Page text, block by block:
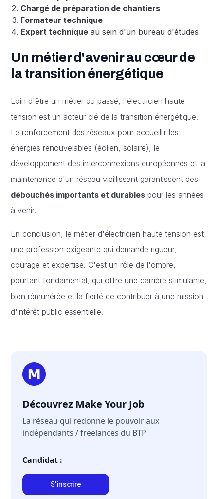
Chargé de préparation de chantiers
Formateur technique
Expert technique au sein d'un bureau d'études
Un métier d'avenir au cœur de
la transition énergétique
Loin d'être un métier du passé, l'électricien haute
tension est un acteur clé de la transition énergétique.
Le renforcement des réseaux pour accueillir les
énergies renouvelables (éolien, solaire), le
développement des interconnexions européennes et la
maintenance d'un réseau vieillissant garantissent des
débouchés importants et durables pour les années
à venir.
En conclusion, le métier d'électricien haute tension est
une profession exigeante qui demande rigueur,
courage et expertise. C'est un rôle de l'ombre,
pourtant fondamental, qui offre une carrière stimulante,
bien rémunérée et la fierté de contribuer à une mission
d'intérêt public essentielle.
Découvrez Make Your Job
La réseau qui redonne le pouvoir aux
indépendants / freelances du BTP
Candidat :
S'inscrire